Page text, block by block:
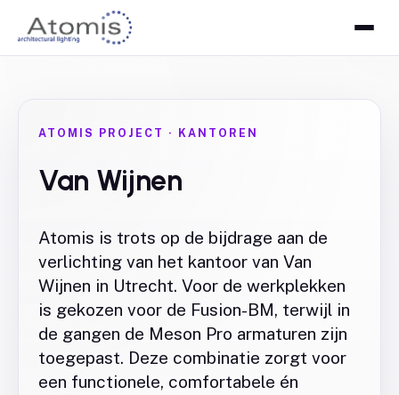
ATOMIS PROJECT · KANTOREN
Van Wijnen
Atomis is trots op de bijdrage aan de
verlichting van het kantoor van Van
Wijnen in Utrecht. Voor de werkplekken
is gekozen voor de Fusion-BM, terwijl in
de gangen de Meson Pro armaturen zijn
toegepast. Deze combinatie zorgt voor
een functionele, comfortabele én